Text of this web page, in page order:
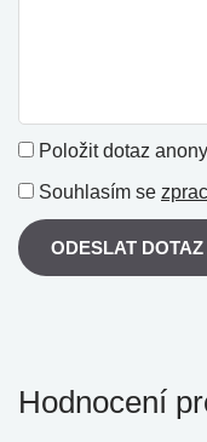
Položit dotaz
Souhlasím se
ODESLAT DOTAZ
Hodnocení